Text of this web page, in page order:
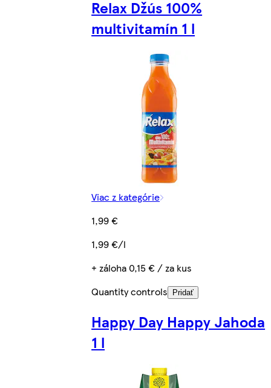
Relax Džús 100%
multivitamín 1 l
Viac z kategórie
1,99 €
1,99 €/l
+ záloha 0,15 € / za kus
Quantity controls
Pridať
Happy Day Happy Jahoda
1 l